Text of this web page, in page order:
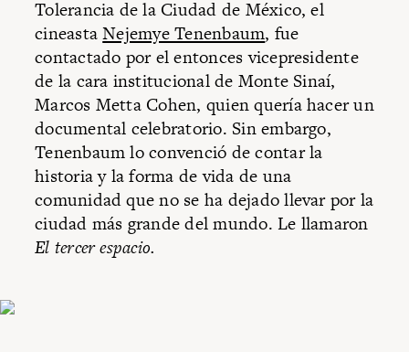
Tolerancia de la Ciudad de México, el
cineastaNejemye Tenenbaum, fue
contactado por el entonces vicepresidente
de la cara institucional de Monte Sinaí,
Marcos Metta Cohen, quien quería hacer un
documental celebratorio. Sin embargo,
Tenenbaum lo convenció de contar la
historia y la forma de vida de una
comunidad que no se ha dejado llevar por la
ciudad más grande del mundo. Le llamaron
El tercer espacio.